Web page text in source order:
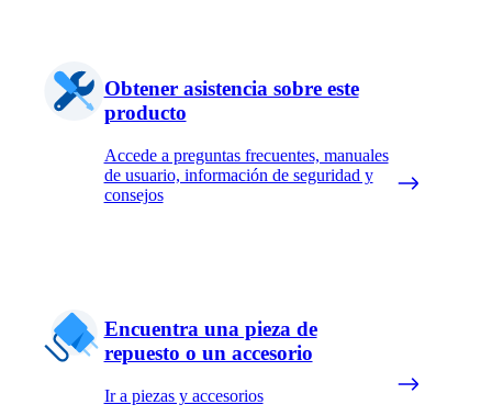
Obtener asistencia sobre este
producto
Accede a preguntas frecuentes, manuales
de usuario, información de seguridad y
consejos
Encuentra una pieza de
repuesto o un accesorio
Ir a piezas y accesorios